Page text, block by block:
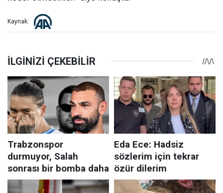
Kaynak: